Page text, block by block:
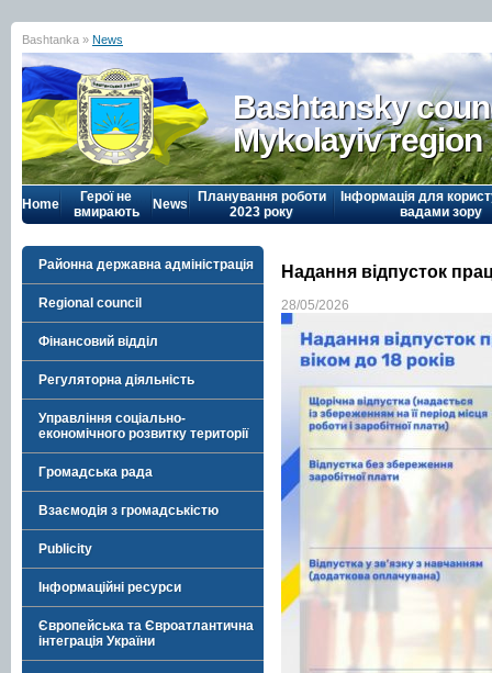
Bashtanka » News
Bashtansky
Mykolayiv region
Home
Герої не
вмирають
News
Планування роботи
2023 року
Інформація для
вадами зору
Районна державна адміністрація
Regional council
Фінансовий відділ
Регуляторна діяльність
Управління соціально-
економічного розвитку території
Громадська рада
Взаємодія з громадськістю
Publicity
Інформаційні ресурси
Європейська та Євроатлантична
інтеграція України
Надання відпусток
28/05/2026